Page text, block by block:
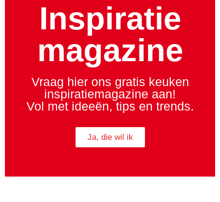
Inspiratie
magazine
Vraag hier ons gratis keuken
inspiratiemagazine aan!
Vol met ideeën, tips en trends.
Ja, die wil ik